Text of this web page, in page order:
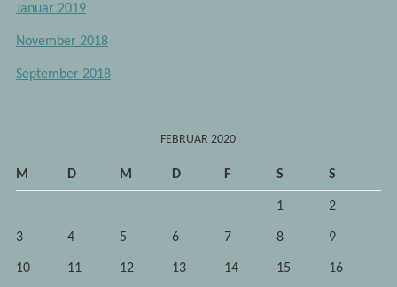
Januar 2019
November 2018
September 2018
FEBRUAR 2020
M D M D F S S
1 2
3 4 5 6 7 8 9
10 11 12 13 14 15 16